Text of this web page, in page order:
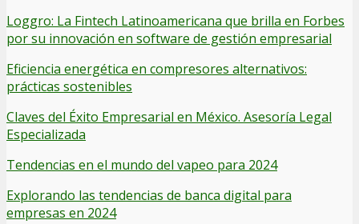
Loggro: La Fintech Latinoamericana que brilla en Forbes
por su innovación en software de gestión empresarial
Eficiencia energética en compresores alternativos:
prácticas sostenibles
Claves del Éxito Empresarial en México. Asesoría Legal
Especializada
Tendencias en el mundo del vapeo para 2024
Explorando las tendencias de banca digital para
empresas en 2024